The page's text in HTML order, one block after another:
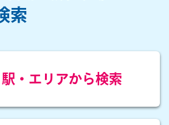
索
・エリアから検索